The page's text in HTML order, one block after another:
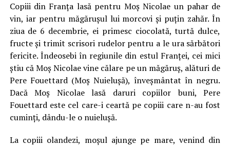
Copiii din Franța lasă pentru Moș Nicolae un pahar de
vin, iar pentru măgărușul lui morcovi și puțin zahăr. În
ziua de 6 decembrie, ei primesc ciocolată, turtă dulce,
fructe și trimit scrisori rudelor pentru a le ura sărbători
fericite. Îndeosebi în regiunile din estul Franței, cei mici
știu că Moș Nicolae vine călare pe un măgăruș, alături de
Pere Fouettard (Moș Nuielușă), înveșmântat în negru.
Dacă Moș Nicolae lasă daruri copiilor buni, Pere
Fouettard este cel care-i ceartă pe copiii care n-au fost
cuminți, dându-le o nuielușă.
La copiii olandezi, moșul ajunge pe mare, venind din